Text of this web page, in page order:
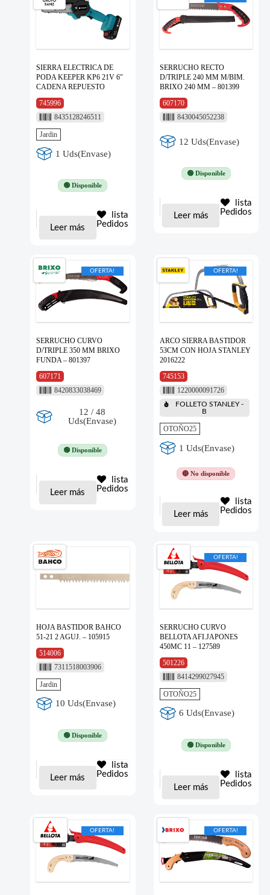
SIERRA ELECTRICA DE
PODA KEEPER KP6 21V 6″
CADENA REPUESTO
745996
8435128246511
Jardin
1 Uds(Envase)
🟢 Disponible
Leer más
lista
Pedidos
SERRUCHO RECTO
D/TRIPLE 240 MM M/BIM.
BRIXO 240 MM – 801399
607170
8430045052238
12 Uds(Envase)
🟢 Disponible
Leer más
lista
Pedidos
OFERTA!
SERRUCHO CURVO
D/TRIPLE 350 MM BRIXO
FUNDA – 801397
607171
8420833038469
12 / 48
Uds(Envase)
🟢 Disponible
Leer más
lista
Pedidos
OFERTA!
ARCO SIERRA BASTIDOR
53CM CON HOJA STANLEY
2016222
745153
1220000091726
FOLLETO STANLEY -
B
OTOÑO25
1 Uds(Envase)
🔴 No disponible
Leer más
lista
Pedidos
HOJA BASTIDOR BAHCO
51-21 2 AGUJ. – 105915
514006
7311518003906
Jardin
10 Uds(Envase)
🟢 Disponible
Leer más
lista
Pedidos
OFERTA!
SERRUCHO CURVO
BELLOTA AFI.JAPONES
450MC 11 – 127589
501226
8414299027945
OTOÑO25
6 Uds(Envase)
🟢 Disponible
Leer más
lista
Pedidos
OFERTA! OFERTA!